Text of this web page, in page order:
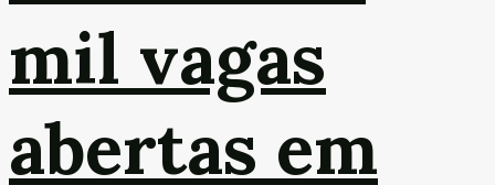
mil vagas
abertas em